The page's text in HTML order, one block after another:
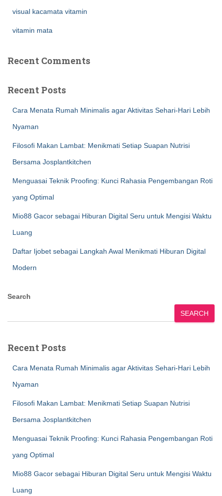
visual kacamata vitamin
vitamin mata
Recent Comments
Recent Posts
Cara Menata Rumah Minimalis agar Aktivitas Sehari-Hari Lebih
Nyaman
Filosofi Makan Lambat: Menikmati Setiap Suapan Nutrisi
Bersama Josplantkitchen
Menguasai Teknik Proofing: Kunci Rahasia Pengembangan Roti
yang Optimal
Mio88 Gacor sebagai Hiburan Digital Seru untuk Mengisi Waktu
Luang
Daftar Ijobet sebagai Langkah Awal Menikmati Hiburan Digital
Modern
Search
SEARCH
Recent Posts
Cara Menata Rumah Minimalis agar Aktivitas Sehari-Hari Lebih
Nyaman
Filosofi Makan Lambat: Menikmati Setiap Suapan Nutrisi
Bersama Josplantkitchen
Menguasai Teknik Proofing: Kunci Rahasia Pengembangan Roti
yang Optimal
Mio88 Gacor sebagai Hiburan Digital Seru untuk Mengisi Waktu
Luang